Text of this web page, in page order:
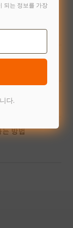
방법
되는 정보를 가장
다.